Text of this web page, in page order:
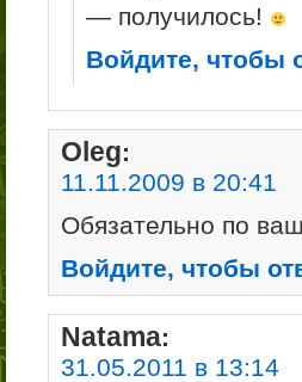
— получилось!
Войдите, чтобы
Oleg:
11.11.2009 в 20:41
Обязательно по
Войдите, чтобы
Natama:
31.05.2011 в 13:14